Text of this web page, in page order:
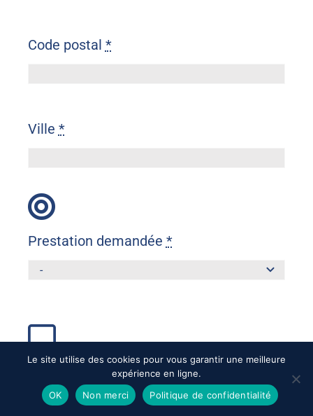
Code postal *
Ville *
Prestation demandée *
Le site utilise des cookies pour vous garantir une meilleure
expérience en ligne.
OK
Non merci Politique de confidentialité